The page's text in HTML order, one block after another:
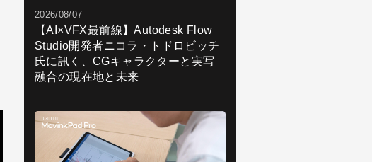
2026/08/07
【AI×VFX最前線】Autodesk Flow
Studio開発者ニコラ・トドロビッチ
氏に訊く、CGキャラクターと実写
融合の現在地と未来